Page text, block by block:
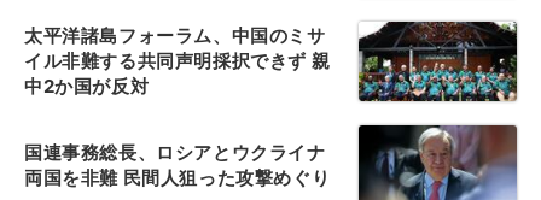
太平洋諸島フォーラム、中国のミサ
イル非難する共同声明採択できず 親
中2か国が反対
国連事務総長、ロシアとウクライナ
両国を非難 民間人狙った攻撃めぐり